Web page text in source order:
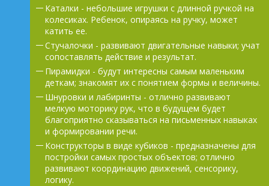
Каталки - небольшие игрушки с длинной ручкой на
колесиках. Ребенок, опираясь на ручку, может
катить ее.
Стучалочки - развивают двигательные навыки; учат
сопоставлять действие и результат.
Пирамидки - будут интересны самым маленьким
деткам; знакомят их с понятием формы и величины.
Шнуровки и лабиринты - отлично развивают
мелкую моторику рук, что в будущем будет
благоприятно сказываться на письменных навыках
и формировании речи.
Конструкторы в виде кубиков - предназначены для
постройки самых простых объектов; отлично
развивают координацию движений, сенсорику,
логику.